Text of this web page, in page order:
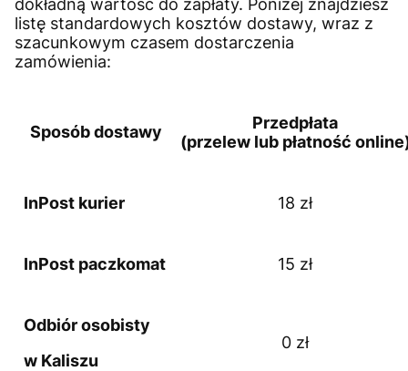
dokładną wartość do zapłaty. Poniżej znajdziesz
listę standardowych kosztów dostawy, wraz z
szacunkowym czasem dostarczenia
zamówienia:
Sposób dostawy
Przedpłata
(przelew lub płatność
InPost kurier 18 zł
InPost paczkomat 15 zł
Odbiór osobisty
w Kaliszu
0 zł